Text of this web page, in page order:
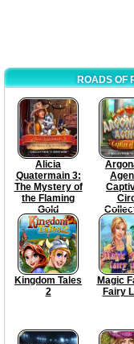
ROADS OF
Alicia
Quatermain 3:
The Mystery of
the Flaming
Gold
Collector's
Edition
Kingdom Tales
2
Magic
Fairy